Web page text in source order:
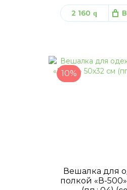
2 160 q
10%
Вешалка для
полкой «В-